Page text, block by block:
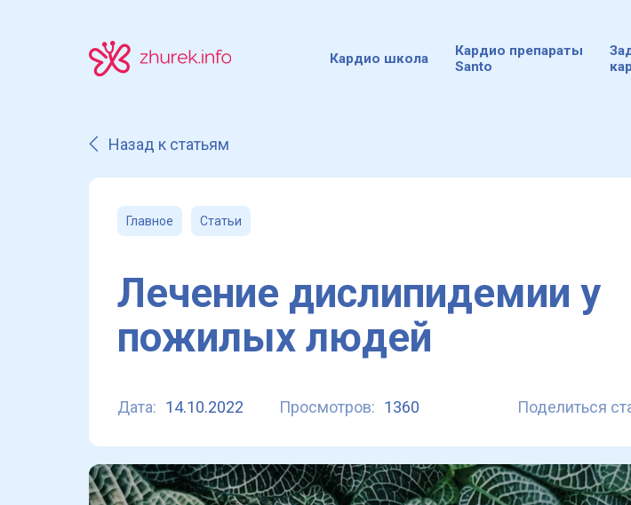
Кардио школа
Кардио препараты
Santo
Назад к статьям
Главное Статьи
Лечение дислипидемии у
пожилых людей
Дата: 14.10.2022 Просмотров: 1360 Поделиться